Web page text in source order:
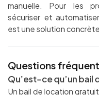
manuelle. Pour les
sécuriser et
est une solution
Questions
Qu’est-ce qu’un bail
Un bail de location